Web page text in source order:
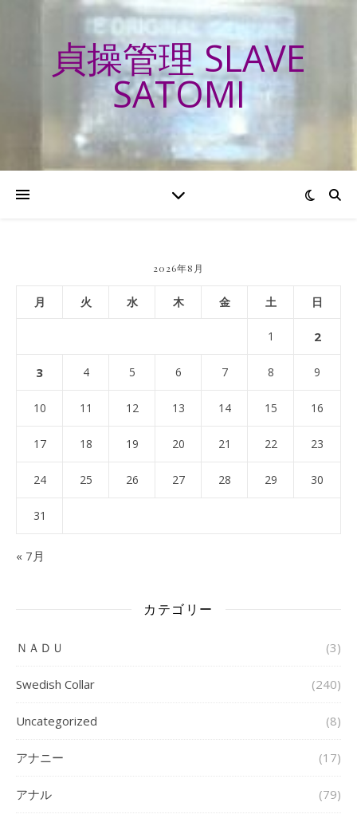
貞操管理 SLAVE
SATOMI
2026年8月
月 火 水 木 金 土 日
1 2
3 4 5 6 7 8 9
10 11 12 13 14 15 16
17 18 19 20 21 22 23
24 25 26 27 28 29 30
31
« 7月
カテゴリー
ＮＡＤＵ (3)
Swedish Collar (240)
Uncategorized (8)
アナニー (17)
アナル (79)